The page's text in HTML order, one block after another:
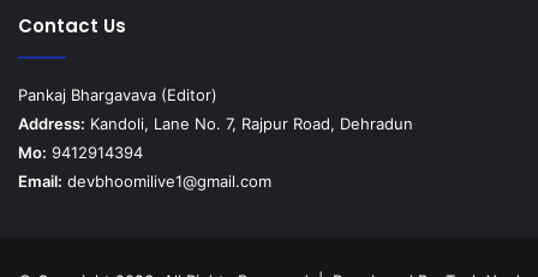
Contact Us
Pankaj Bhargavava (Editor)
Address: Kandoli, Lane No. 7, Rajpur Road, Dehradun
Mo: 9412914394
Email: devbhoomilive1@gmail.com